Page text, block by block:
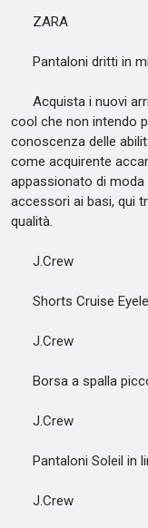
ZARA
Pantaloni dritti in
Acquista i nuovi
cool che non intendo
conoscenza delle
come acquirente
appassionato di moda
accessori ai basi, qui
qualità.
J.Crew
Shorts Cruise
J.Crew
Borsa a spalla
J.Crew
Pantaloni Soleil in
J.Crew